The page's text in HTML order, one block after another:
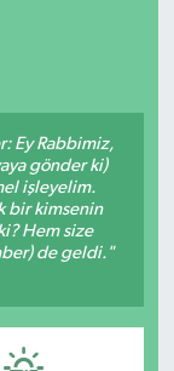
Ey Rabbimiz,
gönder ki)
işleyelim.
bir kimsenin
Hem size
de geldi."